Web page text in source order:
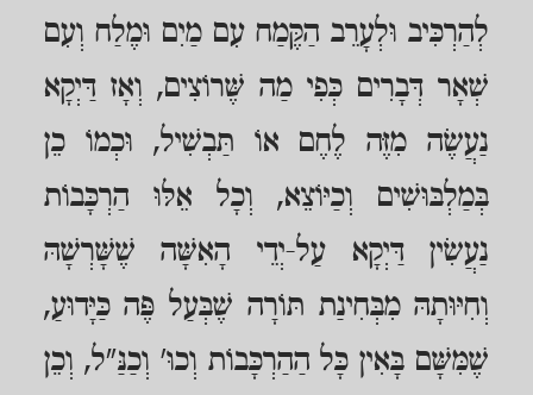
לְהַרְכִּיב וּלְעָרֵב הַקֶּמַח עִם מַיִם וּמֶלַח וְעִם
שְׁאָר דְּבָרִים כְּפִי מַה שֶּׁרוֹצִים, וְאָז דַּיְקָא
נַעֲשֶׂה מִזֶּה לֶחֶם אוֹ תַּבְשִׁיל, וּכְמוֹ כֵן
בְּמַלְבּוּשִׁים וְכַיּוֹצֵא, וְכָל אֵלּוּ הַרְכָּבוֹת
נַעֲשִׂין דַּיְקָא עַל-יְדֵי הָאִשָּׁה שֶׁשָּׁרְשָׁהּ
וְחִיּוּתָהּ מִבְּחִינַת תּוֹרָה שֶׁבְּעַל פֶּה כַּיָּדוּעַ,
שֶׁמִּשָּׁם בָּאִין כָּל הַהַרְכָּבוֹת וְכוּ' וְכַנַּ"ל, וְכֵן